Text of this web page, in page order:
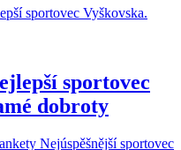
sportovec
dobroty